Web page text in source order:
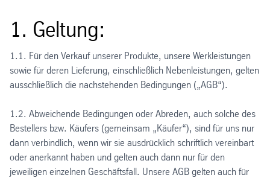
1. Geltung:
1.1. Für den Verkauf unserer Produkte, unsere Werkleistungen
sowie für deren Lieferung, einschließlich Nebenleistungen, gelten
ausschließlich die nachstehenden Bedingungen („AGB“).
1.2. Abweichende Bedingungen oder Abreden, auch solche des
Bestellers bzw. Käufers (gemeinsam „Käufer“), sind für uns nur
dann verbindlich, wenn wir sie ausdrücklich schriftlich vereinbart
oder anerkannt haben und gelten auch dann nur für den
jeweiligen einzelnen Geschäftsfall. Unsere AGB gelten auch für